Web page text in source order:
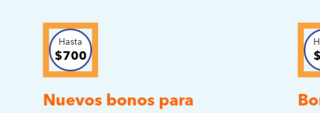
Hasta
$700
Nuevos bonos para